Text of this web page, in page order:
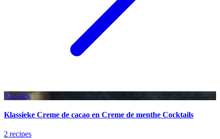
Klassiek
Klassieke Creme de cacao en Creme de menthe Cocktails
2 recipes